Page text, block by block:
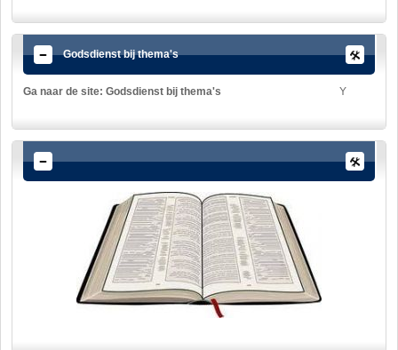
Godsdienst bij thema's
Ga naar de site: Godsdienst bij thema's Y